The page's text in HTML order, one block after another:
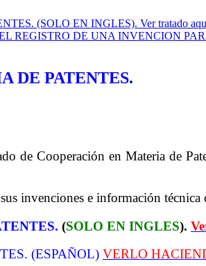
(SOLO EN INGLES). Ver tratado
REGISTRO DE UNA INVENCION
DE PATENTES.
de Cooperación en Materia de
invenciones e información
(SOLO EN INGLES).
(ESPAÑOL) VERLO